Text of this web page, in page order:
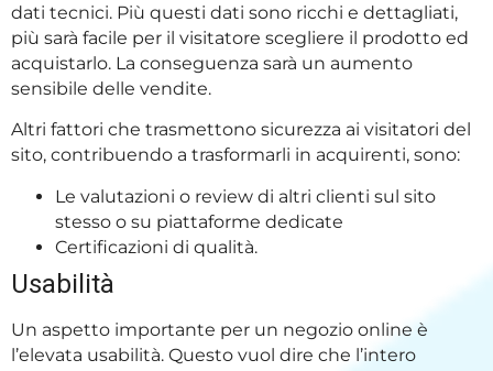
dati tecnici. Più questi dati sono ricchi e dettagliati,
più sarà facile per il visitatore scegliere il prodotto ed
acquistarlo. La conseguenza sarà un aumento
sensibile delle vendite.
Altri fattori che trasmettono sicurezza ai visitatori del
sito, contribuendo a trasformarli in acquirenti, sono:
Le valutazioni o review di altri clienti sul sito
stesso o su piattaforme dedicate
Certificazioni di qualità.
Usabilità
Un aspetto importante per un negozio online è
l’elevata usabilità. Questo vuol dire che l’intero